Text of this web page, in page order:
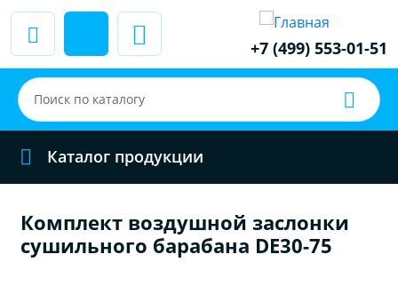
+7 (499) 553-01-51
Каталог продукции
Комплект воздушной заслонки
сушильного барабана DE30-75